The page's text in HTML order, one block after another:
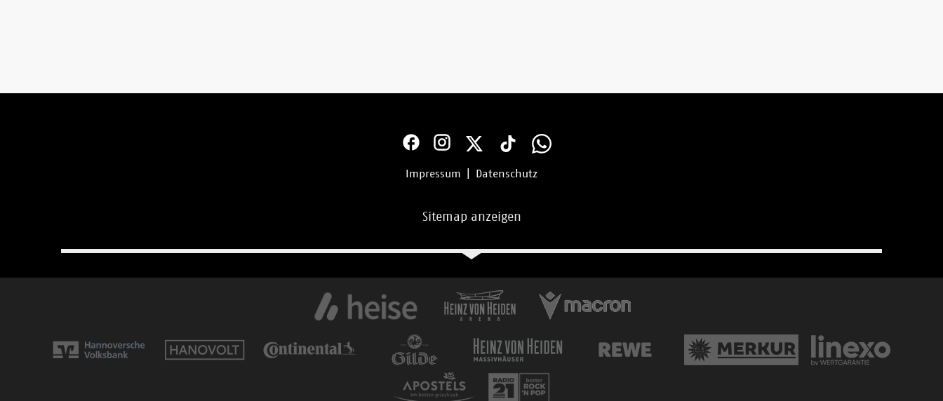
Impressum Datenschutz
Sitemap anzeigen